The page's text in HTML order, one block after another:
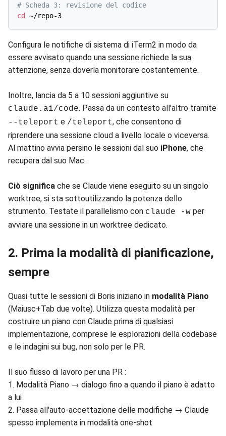
# Scheda 3: revisione del codice
cd
Configura le notifiche di sistema di iTerm2 in modo da
essere avvisato quando una sessione richiede la sua
attenzione, senza doverla monitorare costantemente.
Inoltre, lancia da 5 a 10 sessioni aggiuntive su
claude.ai/code. Passa da un contesto all'altro tramite
--teleport e /teleport, che consentono di
riprendere una sessione cloud a livello locale o viceversa.
Al mattino avvia persino le sessioni dal suo iPhone, che
recupera dal suo Mac.
Ciò significa che se Claude viene eseguito su un singolo
worktree, si sta sottoutilizzando la potenza dello
strumento. Testate il parallelismo con claude -w per
avviare una sessione in un worktree dedicato.
2. Prima la modalità di pianificazione,
sempre
Quasi tutte le sessioni di Boris iniziano in modalità Piano
(Maiusc+Tab due volte). Utilizza questa modalità per
costruire un piano con Claude prima di qualsiasi
implementazione, comprese le esplorazioni della codebase
e le indagini sui bug, non solo per le PR.
Il suo flusso di lavoro per una PR :
1. Modalità Piano → dialogo fino a quando il piano è adatto
a lui
2. Passa all'auto-accettazione delle modifiche → Claude
spesso implementa in modalità one-shot